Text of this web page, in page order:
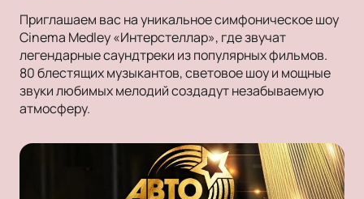
Приглашаем вас на уникальное симфоническое шоу
Cinema Medley «Интерстеллар», где звучат
легендарные саундтреки из популярных фильмов.
80 блестящих музыкантов, световое шоу и мощные
звуки любимых мелодий создадут незабываемую
атмосферу.